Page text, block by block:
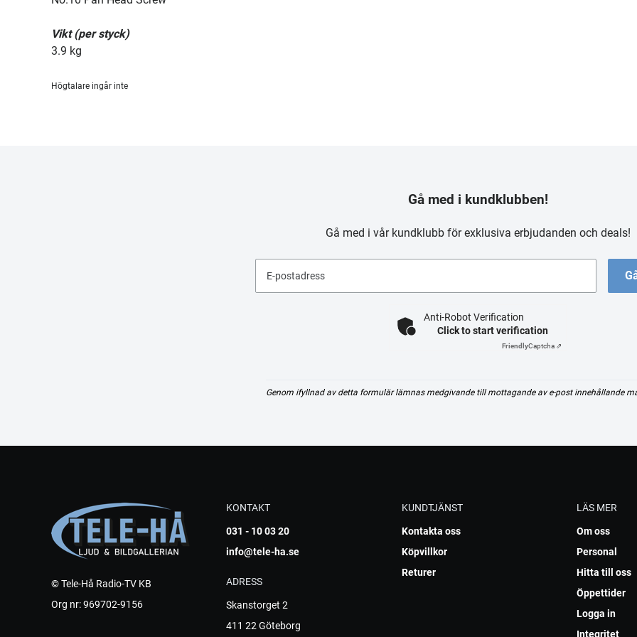
Vikt (per styck)
3.9 kg
Högtalare ingår inte
Gå med i kundklubben!
Gå med i vår kundklubb för exklusiva erbjudanden och deals!
E-postadress
Anti-Robot Verification
Click to start verification
FriendlyCaptcha ⇗
Genom ifyllnad av detta formulär lämnas medgivande till mottagande av e-post innehållande
© Tele-Hå Radio-TV KB
Org nr: 969702-9156
KONTAKT
031 - 10 03 20
info@tele-ha.se
ADRESS
Skanstorget 2
411 22 Göteborg
KUNDTJÄNST
Kontakta oss
Köpvillkor
Returer
LÄS MER
Om oss
Personal
Hitta till oss
Öppettider
Logga in
Integritet